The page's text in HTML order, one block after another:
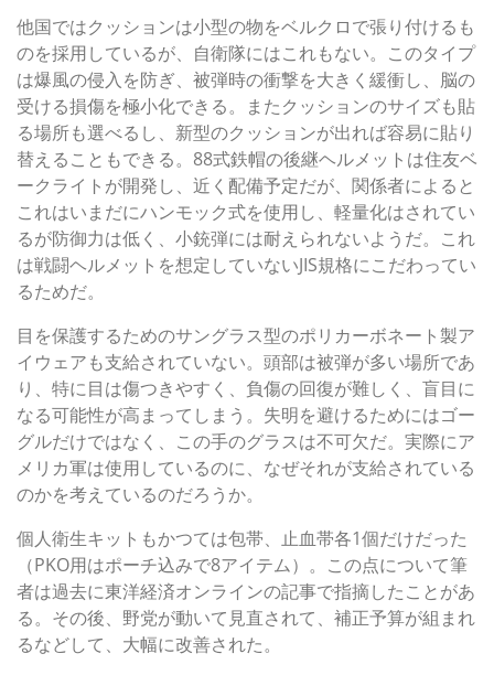
他国ではクッションは小型の物をベルクロで張り付けるも
のを採用しているが、自衛隊にはこれもない。このタイプ
は爆風の侵入を防ぎ、被弾時の衝撃を大きく緩衝し、脳の
受ける損傷を極小化できる。またクッションのサイズも貼
る場所も選べるし、新型のクッションが出れば容易に貼り
替えることもできる。88式鉄帽の後継ヘルメットは住友ベ
ークライトが開発し、近く配備予定だが、関係者によると
これはいまだにハンモック式を使用し、軽量化はされてい
るが防御力は低く、小銃弾には耐えられないようだ。これ
は戦闘ヘルメットを想定していないJIS規格にこだわってい
るためだ。
目を保護するためのサングラス型のポリカーボネート製ア
イウェアも支給されていない。頭部は被弾が多い場所であ
り、特に目は傷つきやすく、負傷の回復が難しく、盲目に
なる可能性が高まってしまう。失明を避けるためにはゴー
グルだけではなく、この手のグラスは不可欠だ。実際にア
メリカ軍は使用しているのに、なぜそれが支給されている
のかを考えているのだろうか。
個人衛生キットもかつては包帯、止血帯各1個だけだった
（PKO用はポーチ込みで8アイテム）。この点について筆
者は過去に東洋経済オンラインの記事で指摘したことがあ
る。その後、野党が動いて見直されて、補正予算が組まれ
るなどして、大幅に改善された。